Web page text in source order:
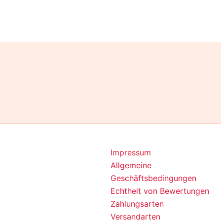
der
Impressum
Allgemeine
Geschäftsbedingungen
Echtheit von Bewertungen
Zahlungsarten
Versandarten